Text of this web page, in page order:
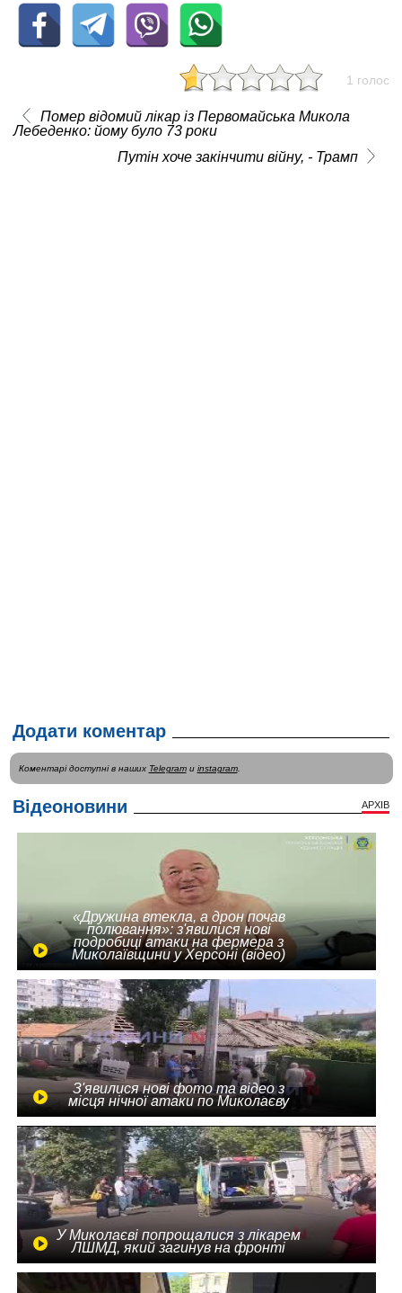
1 голос
Помер відомий лікар із Первомайська Микола
Лебеденко: йому було 73 роки
Путін хоче закінчити війну, - Трамп
Додати коментар
Коментарі доступні в наших Telegramи instagram.
Відеоновини АРХІВ
«Дружина втекла, а дрон почав
полювання»: з'явилися нові
подробиці атаки на фермера з
Миколаївщини у Херсоні (відео)
З'явилися нові фото та відео з
місця нічної атаки по Миколаєву
У Миколаєві попрощалися з лікарем
ЛШМД, який загинув на фронті